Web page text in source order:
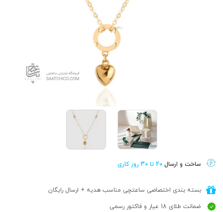
ساخت و ارسال 20 تا 30 روز کاری
بسته بندی اختصاصی ساعتچی مناسب هدیه + ارسال رایگان
ضمانت طلای 18 عیار و فاکتور رسمی